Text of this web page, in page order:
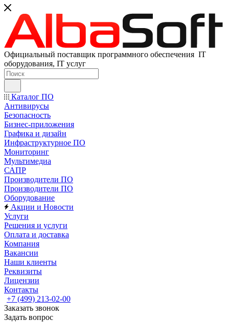
Официальный поставщик программного обеспечения IT
оборудования, IT услуг
Каталог ПО
Антивирусы
Безопасность
Бизнес-приложения
Графика и дизайн
Инфраструктурное ПО
Мониторинг
Мультимедиа
САПР
Производители ПО
Производители ПО
Оборудование
Акции и Новости
Услуги
Решения и услуги
Оплата и доставка
Компания
Вакансии
Наши клиенты
Реквизиты
Лицензии
Контакты
+7 (499) 213-02-00
Заказать звонок
Задать вопрос